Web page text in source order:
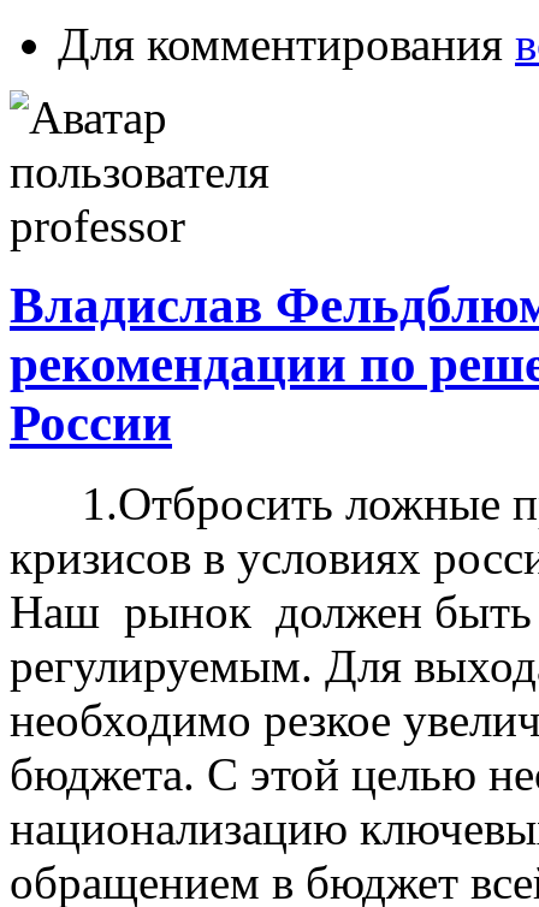
Для комментирования
Владислав
рекомендации по
России
1.Отбросить ложные
кризисов в условиях
Наш рынок должен быть
регулируемым. Для
необходимо резкое
бюджета. С этой целью
национализацию
обращением в бюджет